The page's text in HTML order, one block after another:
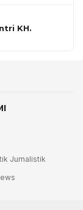
KH.
Jurnalistik